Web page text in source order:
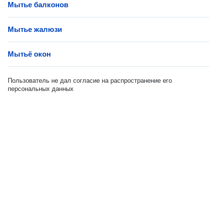
Мытье балконов
Мытье жалюзи
Мытьё окон
Пользователь не дал согласие на распространение его
персональных данных